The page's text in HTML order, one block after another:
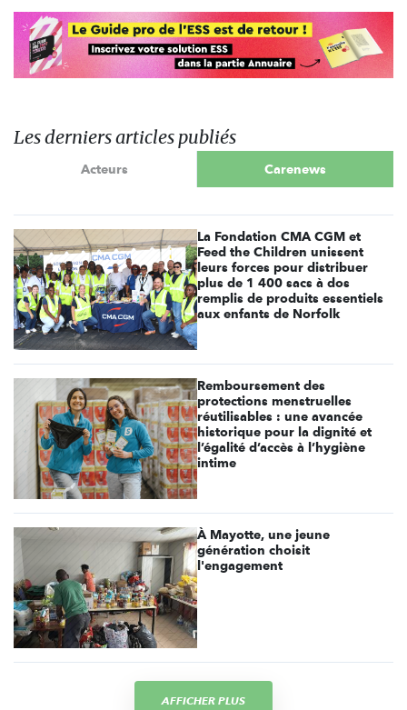
Les derniers articles publiés
Acteurs Carenews
La Fondation CMA CGM et
Feed the Children unissent
leurs forces pour distribuer
plus de 1 400 sacs à dos
remplis de produits essentiels
aux enfants de Norfolk
Remboursement des
protections menstruelles
réutilisables : une avancée
historique pour la dignité et
l’égalité d’accès à l’hygiène
intime
À Mayotte, une jeune
génération choisit
l'engagement
AFFICHER PLUS